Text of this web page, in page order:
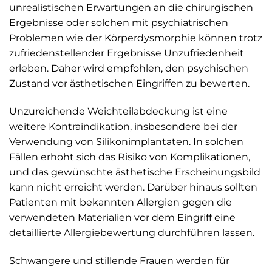
unrealistischen Erwartungen an die chirurgischen
Ergebnisse oder solchen mit psychiatrischen
Problemen wie der Körperdysmorphie können trotz
zufriedenstellender Ergebnisse Unzufriedenheit
erleben. Daher wird empfohlen, den psychischen
Zustand vor ästhetischen Eingriffen zu bewerten.
Unzureichende Weichteilabdeckung ist eine
weitere Kontraindikation, insbesondere bei der
Verwendung von Silikonimplantaten. In solchen
Fällen erhöht sich das Risiko von Komplikationen,
und das gewünschte ästhetische Erscheinungsbild
kann nicht erreicht werden. Darüber hinaus sollten
Patienten mit bekannten Allergien gegen die
verwendeten Materialien vor dem Eingriff eine
detaillierte Allergiebewertung durchführen lassen.
Schwangere und stillende Frauen werden für